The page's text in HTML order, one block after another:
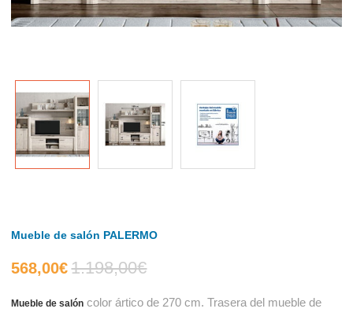
Mueble de salón PALERMO
568,00€El
precio
1.198,00€El
precio
Mueble de salón color ártico de 270 cm. Trasera del mueble de